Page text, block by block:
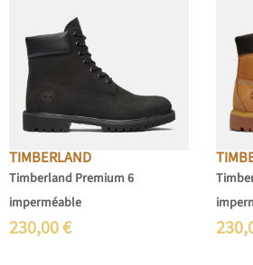
TIMBERLAND
Timberland Premium 6
imperméable
230,00€